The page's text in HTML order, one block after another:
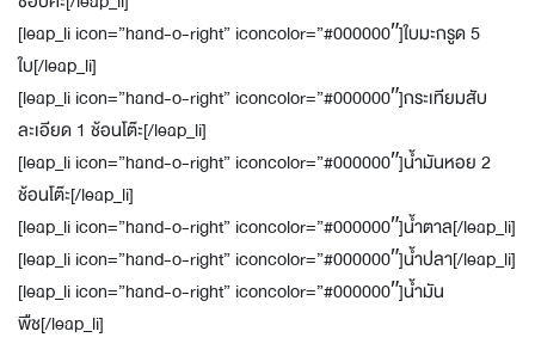
[leap_li icon=”hand-o-right” iconcolor=”#000000″]ใบมะกรูด 5
ใบ[/leap_li]
[leap_li icon=”hand-o-right” iconcolor=”#000000″]กระเทียมสับ
ละเอียด 1 ช้อนโต๊ะ[/leap_li]
[leap_li icon=”hand-o-right” iconcolor=”#000000″]น้ำมันหอย 2
ช้อนโต๊ะ[/leap_li]
[leap_li icon=”hand-o-right” iconcolor=”#000000″]น้ำตาล[/leap_li]
[leap_li icon=”hand-o-right” iconcolor=”#000000″]น้ำปลา[/leap_li]
[leap_li icon=”hand-o-right” iconcolor=”#000000″]น้ำมัน
พืช[/leap_li]